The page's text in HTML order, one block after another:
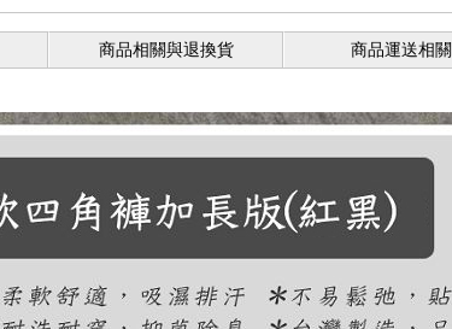
商品相關與退換貨 商品運送相關